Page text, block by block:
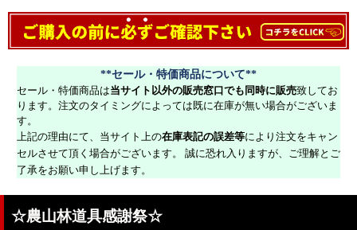
**セール・特価商品について**
セール・特価商品は当サイト以外の販売窓口でも同時に販売致してお
ります。注文のタイミングによっては既に在庫が無い場合がございま
す。
上記の理由にて、当サイト上の在庫表記の誤差等により注文をキャン
セルさせて頂く場合がございます。 誠に恐れ入りますが、ご理解とご
了承をお願い申し上げます。
☆農山林道具感謝祭☆